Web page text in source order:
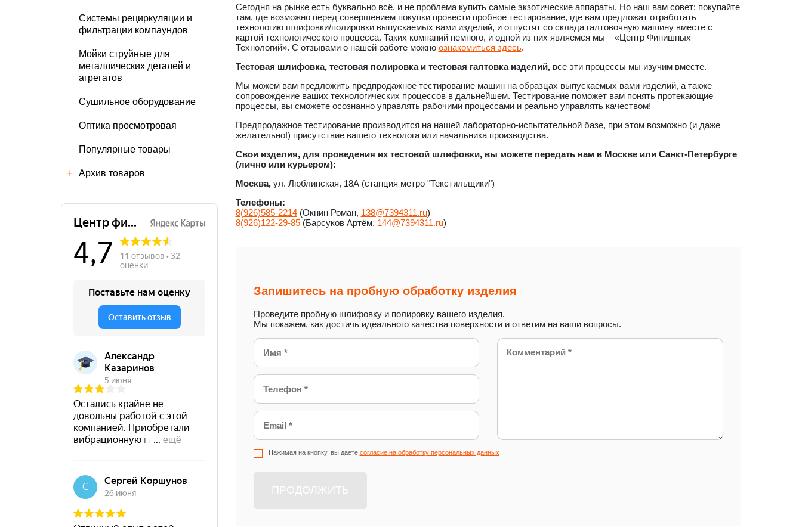
Cистемы рециркуляции и
фильтрации компаундов
Мойки струйные для
металлических деталей и
агрегатов
Сушильное оборудование
Оптика просмотровая
Популярные товары
Архив товаров
Сегодня на рынке есть буквально всё, и не проблема купить самые экзотические аппараты. Но наш вам совет: покупайте
там, где возможно перед совершением покупки провести пробное тестирование, где вам предложат отработать
технологию шлифовки/полировки выпускаемых вами изделий, и отпустят со склада галтовочную машину вместе с
картой технологического процесса. Таких компаний немного, и одной из них являемся мы – «Центр Финишных
Технологий». С отзывами о нашей работе можно ознакомиться здесь.
Тестовая шлифовка, тестовая полировка и тестовая галтовка изделий,все эти процессы мы изучим вместе.
Мы можем вам предложить предпродажное тестирование машин на образцах выпускаемых вами изделий, а также
сопровождение ваших технологических процессов в дальнейшем. Тестирование поможет вам понять протекающие
процессы, вы сможете осознанно управлять рабочими процессами и реально управлять качеством!
Предпродажное тестирование производится на нашей лабораторно-испытательной базе, при этом возможно (и даже
желательно!) присутствие вашего технолога или начальника производства.
Свои изделия, для проведения их тестовой шлифовки, вы можете передать нам в Москве или Санкт-Петербурге
(лично или курьером):
Москва,ул. Люблинская, 18А (станция метро "Текстильщики")
Телефоны:
8(926)585-2214(Окнин Роман, 138@7394311.ru)
8(926)122-29-85(Барсуков Артём, 144@7394311.ru)
Запишитесь на пробную обработку изделия
Проведите пробную шлифовку и полировку вашего изделия.
Мы покажем, как достичь идеального качества поверхности и ответим на ваши вопросы.
Нажимая на кнопку, вы даете согласие на обработку персональных данных